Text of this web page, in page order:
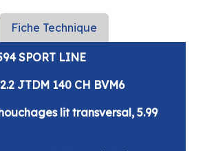
Fiche Technique
SPORT LINE
JTDM 140 CH BVM6
lit transversal, 5.99